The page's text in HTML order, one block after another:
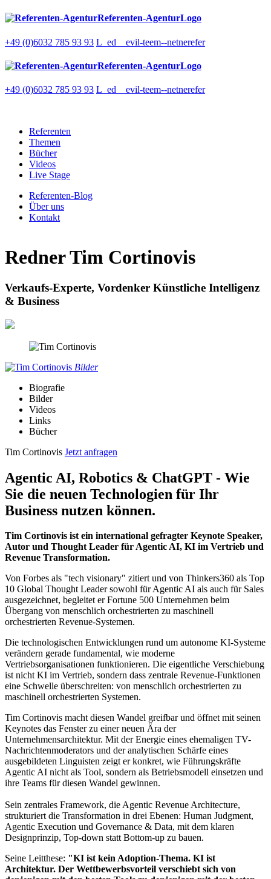
Referenten-AgenturLogo
+49 (0)6032 785 93 93 L_ed__evil-teem--netnerefer
Referenten-AgenturLogo
+49 (0)6032 785 93 93 L_ed__evil-teem--netnerefer
Referenten
Themen
Bücher
Videos
Live Stage
Referenten-Blog
Über uns
Kontakt
RednerTim Cortinovis
Verkaufs-Experte, Vordenker Künstliche Intelligenz
& Business
Bilder
Biografie
Bilder
Videos
Links
Bücher
Tim Cortinovis Jetzt anfragen
Agentic AI, Robotics & ChatGPT - Wie
Sie die neuen Technologien für Ihr
Business nutzen können.
Tim Cortinovis ist ein international gefragter Keynote Speaker,
Autor und Thought Leader für Agentic AI, KI im Vertrieb und
Revenue Transformation.
Von Forbes als "tech visionary" zitiert und von Thinkers360 als Top
10 Global Thought Leader sowohl für Agentic AI als auch für Sales
ausgezeichnet, begleitet er Fortune 500 Unternehmen beim
Übergang von menschlich orchestrierten zu maschinell
orchestrierten Revenue-Systemen.
Die technologischen Entwicklungen rund um autonome KI-Systeme
verändern gerade fundamental, wie moderne
Vertriebsorganisationen funktionieren. Die eigentliche Verschiebung
ist nicht KI im Vertrieb, sondern dass zentrale Revenue-Funktionen
eine Schwelle überschreiten: von menschlich orchestrierten zu
maschinell orchestrierten Systemen.
Tim Cortinovis macht diesen Wandel greifbar und öffnet mit seinen
Keynotes das Fenster zu einer neuen Ära der
Unternehmensarchitektur. Mit der Energie eines ehemaligen TV-
Nachrichtenmoderators und der analytischen Schärfe eines
ausgebildeten Linguisten zeigt er konkret, wie Führungskräfte
Agentic AI nicht als Tool, sondern als Betriebsmodell einsetzen und
ihre Teams für diesen Wandel gewinnen.
Sein zentrales Framework, die Agentic Revenue Architecture,
strukturiert die Transformation in drei Ebenen: Human Judgment,
Agentic Execution und Governance & Data, mit dem klaren
Designprinzip, Top-down statt Bottom-up zu bauen.
Seine Leitthese: "KI ist kein Adoption-Thema. KI ist
Architektur. Der Wettbewerbsvorteil verschiebt sich von